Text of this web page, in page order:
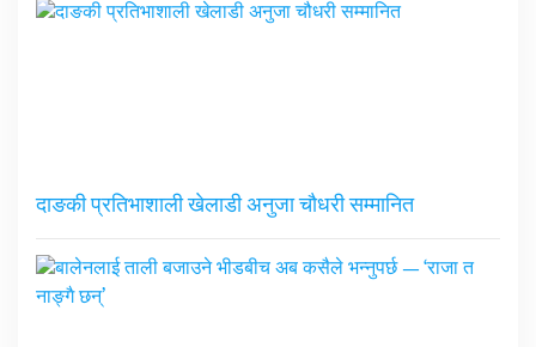
दाङकी प्रतिभाशाली खेलाडी अनुजा चौधरी सम्मानित